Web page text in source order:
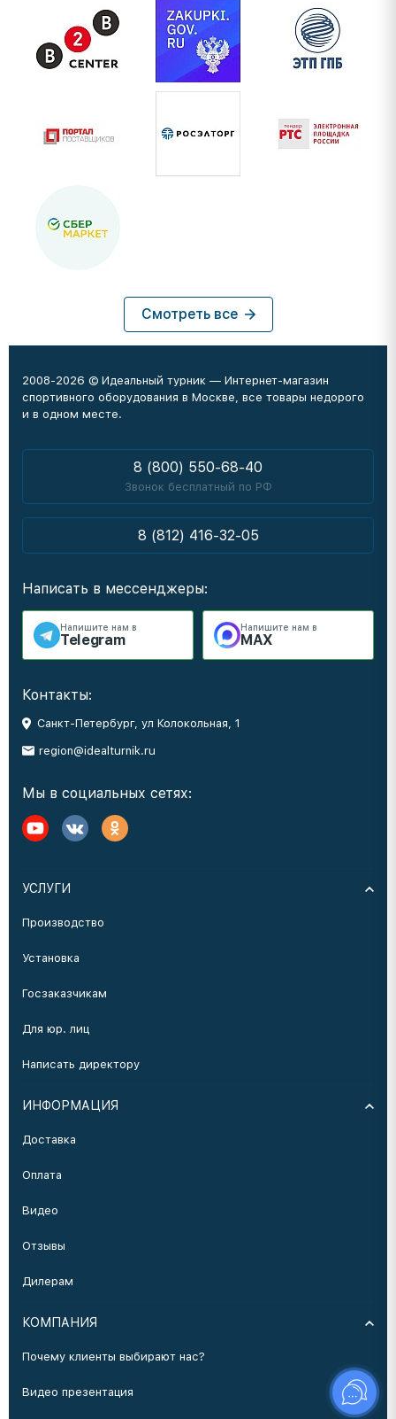
Смотреть все
2008-2026 © Идеальный турник — Интернет-магазин
спортивного оборудования в Москве, все товары недорого
и в одном месте.
8 (800) 550-68-40
Звонок бесплатный по РФ
8 (812) 416-32-05
Написать в мессенджеры:
Напишите нам в
Telegram
Напишите нам в
MAX
Контакты:
Санкт-Петербург, ул Колокольная, 1
region@idealturnik.ru
Мы в социальных сетях:
УСЛУГИ
Производство
Установка
Госзаказчикам
Для юр. лиц
Написать директору
ИНФОРМАЦИЯ
Доставка
Оплата
Видео
Отзывы
Дилерам
КОМПАНИЯ
Почему клиенты выбирают нас?
Видео презентация